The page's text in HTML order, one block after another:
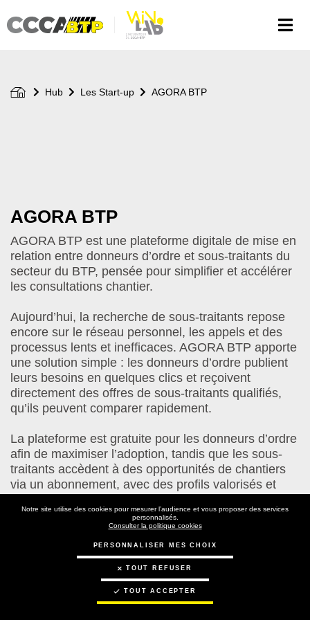
au
contenu
Hub Les Start-up AGORA BTP
AGORA BTP
AGORA BTP est une plateforme digitale de mise en
relation entre donneurs d’ordre et sous-traitants du
secteur du BTP, pensée pour simplifier et accélérer
les consultations chantier.
Aujourd’hui, la recherche de sous-traitants repose
encore sur le réseau personnel, les appels et des
processus lents et inefficaces. AGORA BTP apporte
une solution simple : les donneurs d’ordre publient
leurs besoins en quelques clics et reçoivent
directement des offres de sous-traitants qualifiés,
qu’ils peuvent comparer rapidement.
La plateforme est gratuite pour les donneurs d’ordre
afin de maximiser l’adoption, tandis que les sous-
traitants accèdent à des opportunités de chantiers
via un abonnement, avec des profils valorisés et
Le positionnement est clair : devenir la place
centrale du BTP, où les professionnels trouvent
rapidement des partenaires fiables, gagnent du
temps et développent leur activité grâce à un outil
simple, structuré et orienté terrain.
Notre site utilise des cookies pour mesurer l’audience et vous proposer des services
personnalisés.
Consulter la politique cookies
PERSONNALISER MES CHOIX
TOUT REFUSER
TOUT ACCEPTER